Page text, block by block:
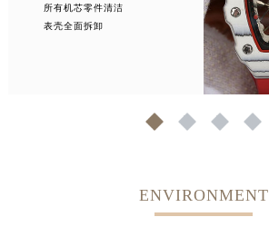
所有机芯零件清洁
表壳全面拆卸
1 2 3 4
ENVIRONMENT